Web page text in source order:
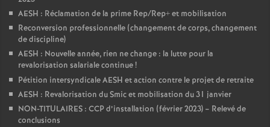
AESH : Réclamation de la prime Rep/Rep+ et mobilisation
Reconversion professionnelle (changement de corps, changement
de discipline)
AESH : Nouvelle année, rien ne change : la lutte pour la
revalorisation salariale continue!
Pétition intersyndicale AESH et action contre le projet de retraite
AESH : Revalorisation du Smic et mobilisation du 31 janvier
NON-TITULAIRES : CCP d’installation (février 2023) – Relevé de
conclusions